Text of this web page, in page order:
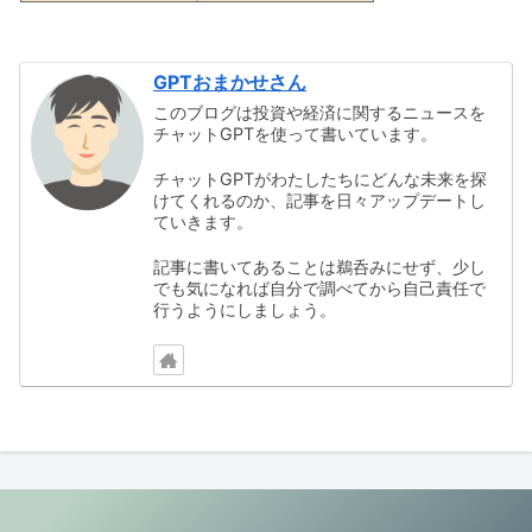
GPTおまかせさん
このブログは投資や経済に関するニュースを
チャットGPTを使って書いています。
チャットGPTがわたしたちにどんな未来を探
けてくれるのか、記事を日々アップデートし
ていきます。
記事に書いてあることは鵜呑みにせず、少し
でも気になれば自分で調べてから自己責任で
行うようにしましょう。